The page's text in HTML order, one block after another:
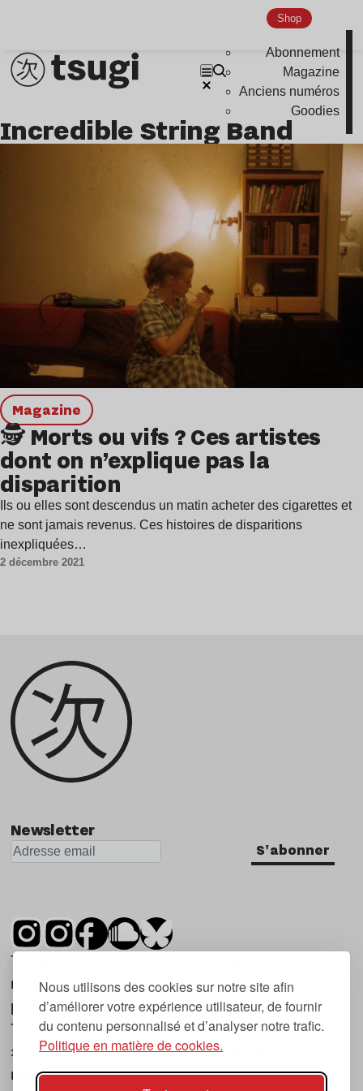
Nous utilisons des cookies sur notre site afin
d’améliorer votre expérience utilisateur, de fournir
du contenu personnalisé et d’analyser notre trafic.
Politique en matière de cookies.
Shop
Abonnement
Magazine
Anciens numéros
Goodies
Incredible String Band
magazine
🕵️ Morts ou vifs ? Ces artistes
dont on n’explique pas la
disparition
Ils ou elles sont descendus un matin acheter des cigarettes et
ne sont jamais revenus. Ces histoires de disparitions
inexpliquées…
2 décembre 2021
Newsletter
S'abonner
Tsugi est un mensuel indépendant sur la
musique et les nouvelles tendances, dont la
première parution date de 2007.
Tsugi en japonais signifie « prochain », « suivant
», ce qui correspond à la thématique du
magazine, à l’affût des nouvelles tendances